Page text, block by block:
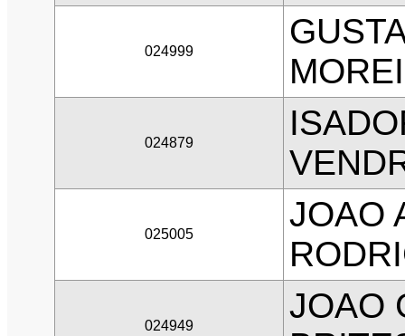
024999
024879
025005
JOAO
024949
JOAO